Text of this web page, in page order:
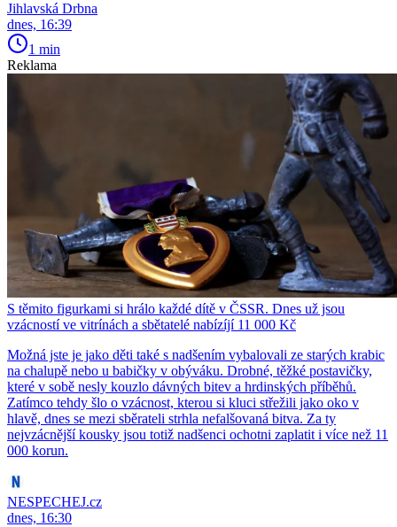
Jihlavská Drbna
dnes, 16:39
1 min
Reklama
S těmito figurkami si hrálo každé dítě v ČSSR. Dnes už jsou
vzácností ve vitrínách a sbětatelé nabízíjí 11 000 Kč
Možná jste je jako děti také s nadšením vybalovali ze starých krabic
na chalupě nebo u babičky v obýváku. Drobné, těžké postavičky,
které v sobě nesly kouzlo dávných bitev a hrdinských příběhů.
Zatímco tehdy šlo o vzácnost, kterou si kluci střežili jako oko v
hlavě, dnes se mezi sběrateli strhla nefalšovaná bitva. Za ty
nejvzácnější kousky jsou totiž nadšenci ochotni zaplatit i více než 11
000 korun.
NESPECHEJ.cz
dnes, 16:30